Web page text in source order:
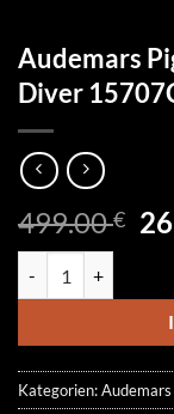
Audemars
Diver
499.00€
Kategorien: